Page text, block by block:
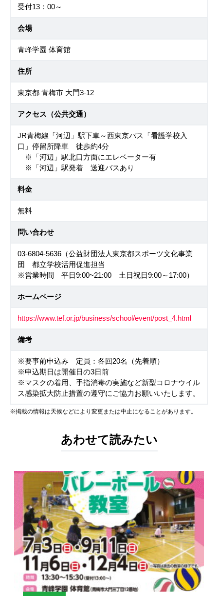
受付13：00～
会場
青峰学園 体育館
住所
東京都 青梅市 大門3-12
アクセス（公共交通）
JR青梅線「河辺」駅下車～西東京バス「看護学校入
口」停留所降車 徒歩約4分
※「河辺」駅北口方面にエレベーター有
※「河辺」駅発着 送迎バスあり
料金
無料
問い合わせ
03-6804-5636（公益財団法人東京都スポーツ文化事業
団 都立学校活用促進担当
※営業時間 平日9:00~21:00 土日祝日9:00～17:00）
ホームページ
https://www.tef.or.jp/business/school/event/post_4.html
備考
※要事前申込み 定員：各回20名（先着順）
※申込期日は開催日の3日前
※マスクの着用、手指消毒の実施など新型コロナウイル
ス感染拡大防止措置の遵守にご協力お願いいたします。
※掲載の情報は天候などにより変更または中止になることがあります。
あわせて読みたい